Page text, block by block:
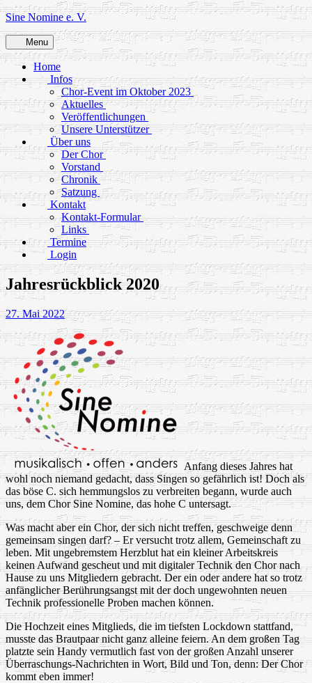
Skip
to
content
Sine Nomine e. V.
Menu
Home
Infos
Chor-Event im Oktober 2023
Aktuelles
Veröffentlichungen
Unsere Unterstützer
Über uns
Der Chor
Vorstand
Chronik
Satzung
Kontakt
Kontakt-Formular
Links
Termine
Login
Jahresrückblick 2020
27. Mai 2022
Anfang dieses Jahres hat
wohl noch niemand gedacht, dass Singen so gefährlich ist! Doch als
das böse C. sich hemmungslos zu verbreiten begann, wurde auch
uns, dem Chor Sine Nomine, das hohe C untersagt.
Was macht aber ein Chor, der sich nicht treffen, geschweige denn
gemeinsam singen darf? – Er versucht trotz allem, Gemeinschaft zu
leben. Mit ungebremstem Herzblut hat ein kleiner Arbeitskreis
keinen Aufwand gescheut und mit digitaler Technik den Chor nach
Hause zu uns Mitgliedern gebracht. Der ein oder andere hat so trotz
anfänglicher Berührungsangst mit der doch ungewohnten neuen
Technik professionelle Proben machen können.
Die Hochzeit eines Mitglieds, die im tiefsten Lockdown stattfand,
musste das Brautpaar nicht ganz alleine feiern. An dem großen Tag
platzte sein Handy vermutlich fast von der großen Anzahl unserer
Überraschungs-Nachrichten in Wort, Bild und Ton, denn: Der Chor
kommt eben immer!